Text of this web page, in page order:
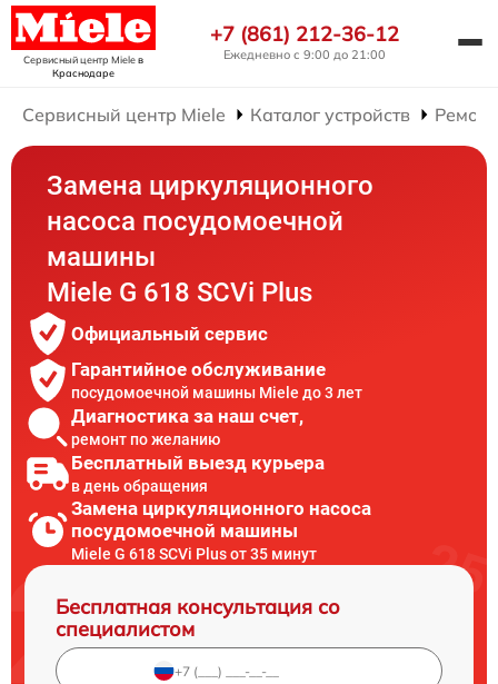
Сервисный центр Mieleв
Краснодаре
+7 (861) 212-36-12
Ежедневно с 9:00 до 21:00
Сервисный центр Miele Каталог устройств
Замена циркуляционного
насоса посудомоечной
машины
Miele G 618 SCVi Plus
Официальный сервис
Гарантийное обслуживание
посудомоечной машины Miele до 3 лет
Диагностика за наш счет,
ремонт по желанию
Бесплатный выезд курьера
в день обращения
Замена циркуляционного насоса
посудомоечной машины
Miele G 618 SCVi Plus от 35 минут
Бесплатная консультация со
специалистом